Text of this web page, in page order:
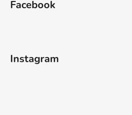
Facebook
Instagram